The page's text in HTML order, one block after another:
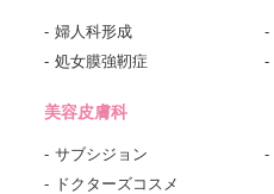
婦人科形成
処女膜強靭症
美容皮膚科
サブシジョン
ドクターズコスメ